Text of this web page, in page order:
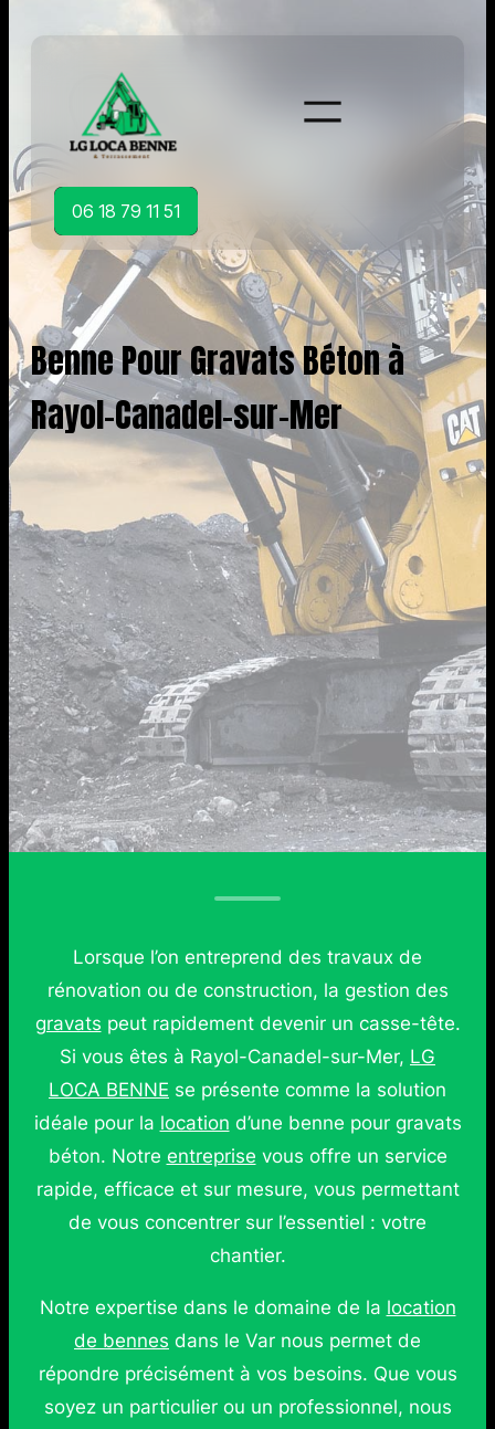
06 18 79 11 51
Benne Pour Gravats Béton à
Rayol-Canadel-sur-Mer
Lorsque l’on entreprend des travaux de
rénovation ou de construction, la gestion des
gravats peut rapidement devenir un casse-tête.
Si vous êtes à Rayol-Canadel-sur-Mer, LG
LOCA BENNE se présente comme la solution
idéale pour la location d’une benne pour gravats
béton. Notre entreprise vous offre un service
rapide, efficace et sur mesure, vous permettant
de vous concentrer sur l’essentiel : votre
chantier.
Notre expertise dans le domaine de la location
de bennes dans le Var nous permet de
répondre précisément à vos besoins. Que vous
soyez un particulier ou un professionnel, nous